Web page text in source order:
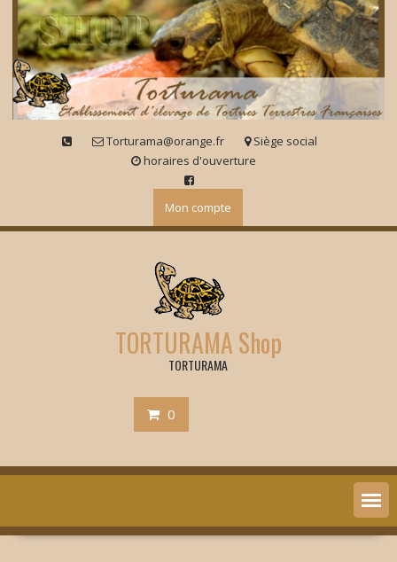
Skip
content
Torturama@orange.fr
Siège social
horaires d'ouverture
Mon compte
TORTURAMA Shop
TORTURAMA
0